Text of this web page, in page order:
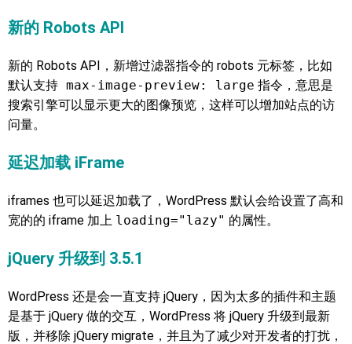
新的 Robots API
新的 Robots API，新增过滤器指令的 robots 元标签，比如
默认支持 max-image-preview: large 指令，意思是
搜索引擎可以显示更大的图像预览，这样可以增加站点的访
问量。
延迟加载 iFrame
iframes 也可以延迟加载了，WordPress 默认会给设置了高和
宽的的 iframe 加上 loading="lazy" 的属性。
jQuery 升级到 3.5.1
WordPress 还是会一直支持 jQuery，因为太多的插件和主题
是基于 jQuery 做的交互，WordPress 将 jQuery 升级到最新
版，并移除 jQuery migrate，并且为了减少对开发者的打扰，